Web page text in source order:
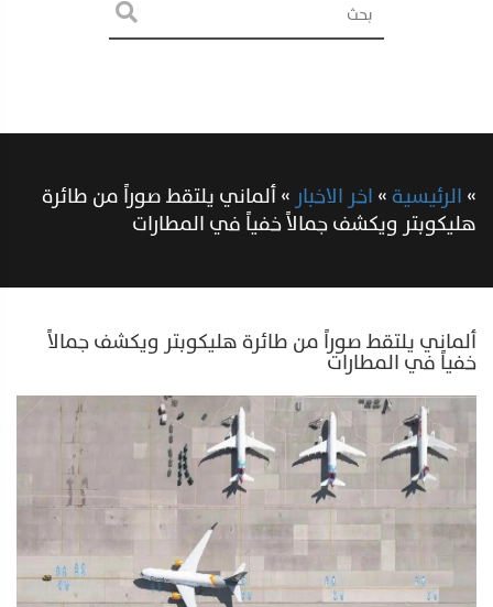
»الرئيسية»اخر الاخبار »ألماني يلتقط صوراً من طائرة
هليكوبتر ويكشف جمالاً خفياً في المطارات
ألماني يلتقط صوراً من طائرة هليكوبتر ويكشف جمالاً
خفياً في المطارات